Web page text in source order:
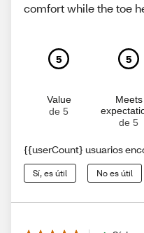
comfort while the toe
5
Value
de 5
5
Meets
de 5
{{userCount} usuarios
Sí, es útil No es útil